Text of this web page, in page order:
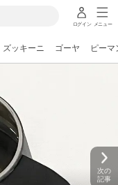
ログイン メニュー
ズッキーニ ゴーヤ ピーマ
次の
記事